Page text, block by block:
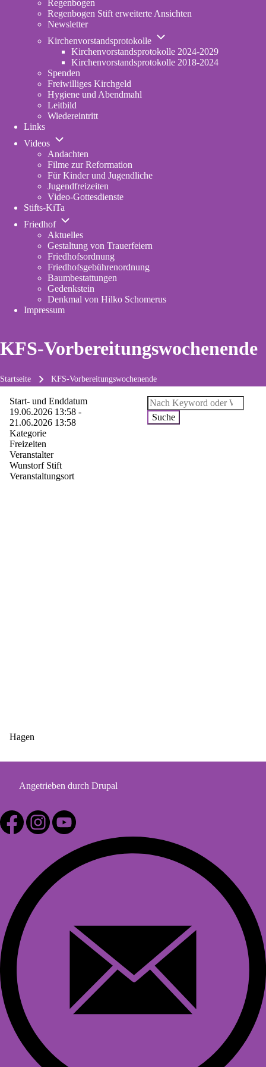
Regenbogen
Regenbogen Stift erweiterte Ansichten
Newsletter
Kirchenvorstandsprotokolle
Unternavigation
Kirchenvorstandsprotokolle
Kirchenvorstandsprotokolle 2024-2029
Kirchenvorstandsprotokolle 2018-2024
Spenden
Freiwilliges Kirchgeld
Hygiene und Abendmahl
Leitbild
Wiedereintritt
Links
Videos
Unternavigation
Videos
Andachten
Filme zur Reformation
Für Kinder und Jugendliche
Jugendfreizeiten
Video-Gottesdienste
Stifts-KiTa
in
tab)
Friedhof
Unternavigation
Friedhof
Aktuelles
Gestaltung von Trauerfeiern
Friedhofsordnung
Friedhofsgebührenordnung
tab)
Baumbestattungen
Gedenkstein
Denkmal von Hilko Schomerus
Impressum
KFS-Vorbereitungswochenende
Pfadnavigation
Startseite KFS-Vorbereitungswochenende
Start- und Enddatum
19.06.2026 13:58 -
21.06.2026 13:58
Kategorie
Freizeiten
Veranstalter
Wunstorf Stift
Veranstaltungsort
Hagen
Suche
Angetrieben durch Drupal